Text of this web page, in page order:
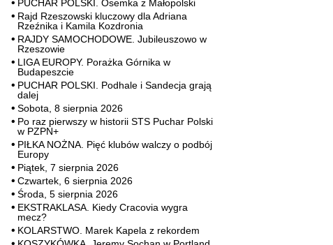
PUCHAR POLSKI. Ósemka z Małopolski
Rajd Rzeszowski kluczowy dla Adriana
Rzeźnika i Kamila Kozdronia
RAJDY SAMOCHODOWE. Jubileuszowo w
Rzeszowie
LIGA EUROPY. Porażka Górnika w
Budapeszcie
PUCHAR POLSKI. Podhale i Sandecja grają
dalej
Sobota, 8 sierpnia 2026
Po raz pierwszy w historii STS Puchar Polski
w PZPN+
PIŁKA NOŻNA. Pięć klubów walczy o podbój
Europy
Piątek, 7 sierpnia 2026
Czwartek, 6 sierpnia 2026
Środa, 5 sierpnia 2026
EKSTRAKLASA. Kiedy Cracovia wygra
mecz?
KOLARSTWO. Marek Kapela z rekordem